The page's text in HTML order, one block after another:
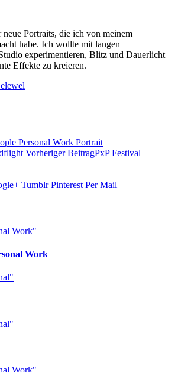
Portraits, die ich von meinem
habe. Ich wollte mit langen
experimentieren, Blitz und Dauerlicht
Effekte zu kreieren.
Personal Work Portrait
Vorheriger BeitragPxP Festival
Tumblr Pinterest Per Mail
Work